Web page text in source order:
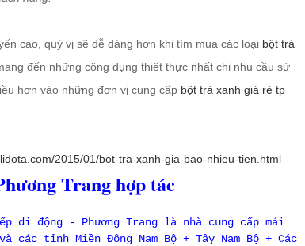
cao, quý vị sẽ dễ dàng hơn khi tìm mua các loại bột trà
đến những công dụng thiết thực nhất chi nhu cầu sử
hơn vào những đơn vị cung cấp bột trà xanh giá rẻ tp
2015/01/bot-tra-xanh-gia-bao-nhieu-tien.html
Trang hợp tác
di động - Phương Trang là nhà cung cấp mái
các tỉnh Miền Đông Nam Bộ + Tây Nam Bộ + Các